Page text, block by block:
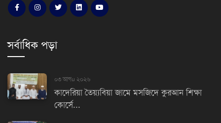
সর্বাধিক পড়া
০৩ আগu ২০২৬
কাদেরিয়া তৈয়্যবিয়া জামে মসজিদে কুরআন শিক্ষা
কোর্সে...